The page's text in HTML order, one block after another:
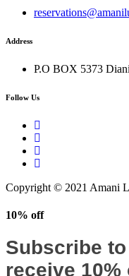
Address
P.O BOX 5373
Follow Us
Copyright © 2021 Amani
10% off
Subscribe
receive